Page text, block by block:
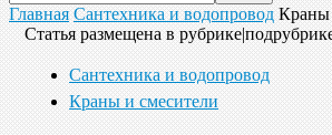
Главная Сантехника и водопровод Краны
Статья размещена в
Сантехника и водопровод
Краны и смесители